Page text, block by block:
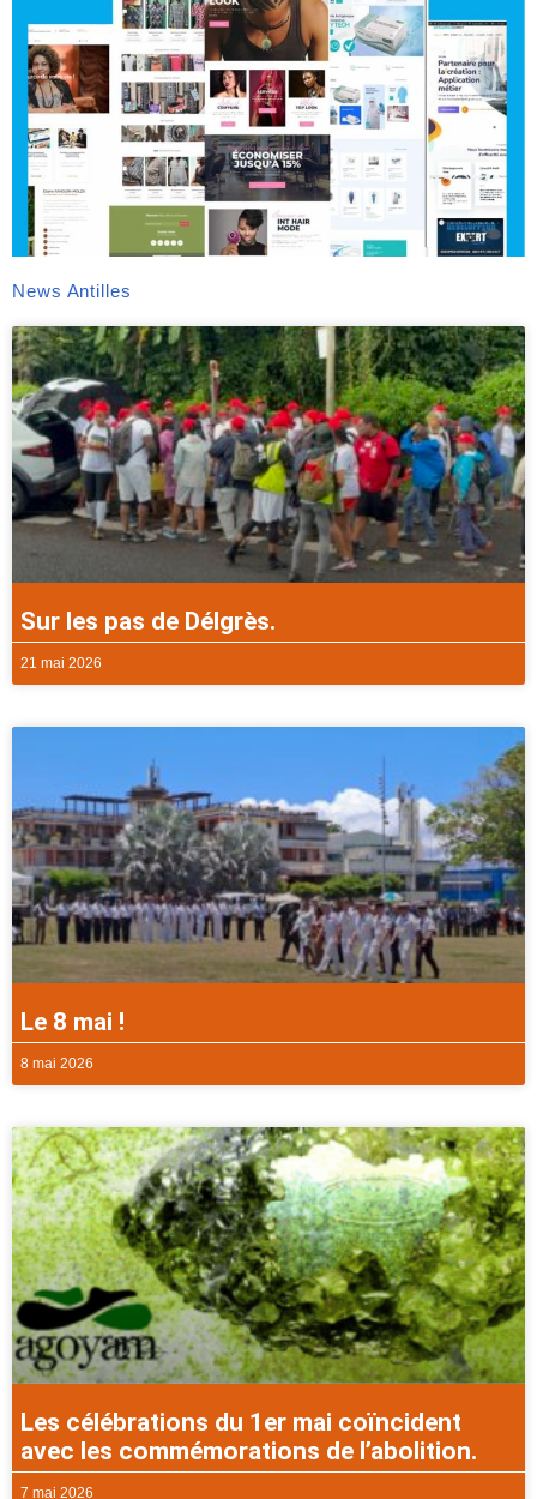
News Antilles
Sur les pas de Délgrès.
21 mai 2026
Le 8 mai !
8 mai 2026
Les célébrations du 1er mai coïncident
avec les commémorations de l’abolition.
7 mai 2026